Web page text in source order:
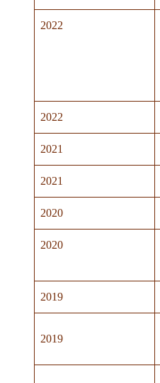
2022
2022
2021
2021
2020
2020
2019
2019